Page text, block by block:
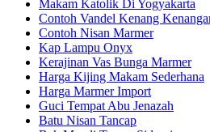
Makam Katolik Di Yogyakarta
Contoh Vandel Kenang
Contoh Nisan Marmer
Kap Lampu Onyx
Kerajinan Vas Bunga Marmer
Harga Kijing Makam Sederhana
Harga Marmer Import
Guci Tempat Abu Jenazah
Batu Nisan Tancap